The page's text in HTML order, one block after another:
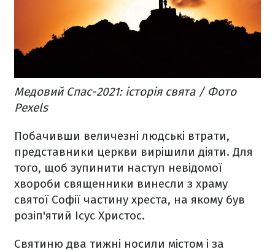
Медовий Спас-2021: історія свята / Фото
Pexels
Побачивши величезні людські втрати,
представники церкви вирішили діяти. Для
того, щоб зупинити наступ невідомої
хвороби священники винесли з храму
святої Софії частину хреста, на якому був
розіп'ятий Ісус Христос.
Святиню два тижні носили містом і за